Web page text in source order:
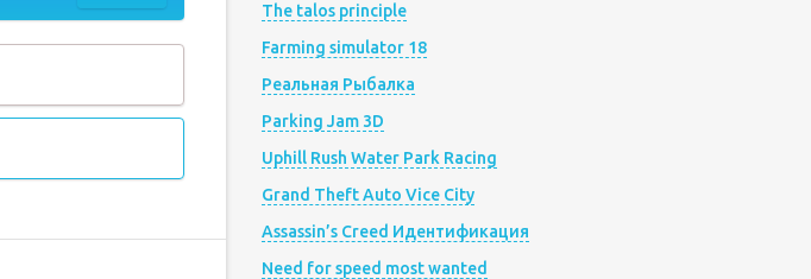
The talos principle
Farming simulator 18
Реальная Рыбалка
Parking Jam 3D
Uphill Rush Water Park Racing
Grand Theft Auto Vice City
Assassin’s Creed Идентификация
Need for speed most wanted